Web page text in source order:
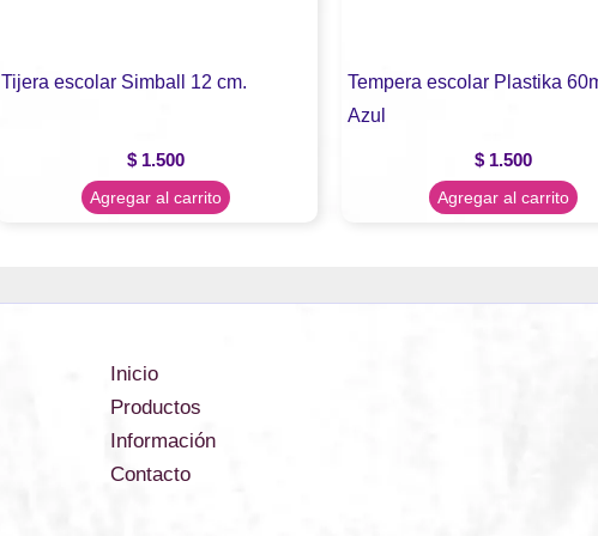
Tijera escolar Simball 12 cm.
$ 1.500
Agregar al carrito
Tempera escolar Plastika
Azul
$1.500
Agregar al carrito
Inicio
Productos
Información
Contacto